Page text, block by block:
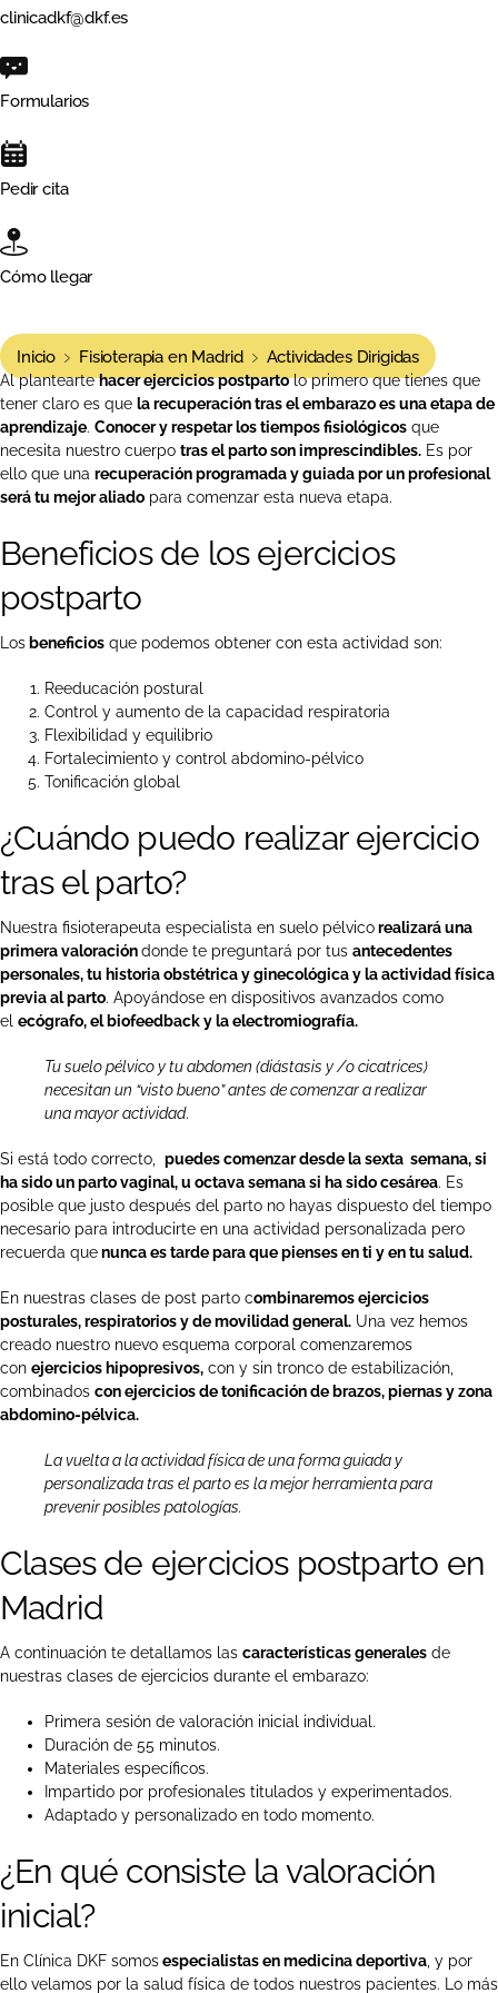
clinicadkf@dkf.es
Formularios
Pedir cita
Cómo llegar
Inicio Fisioterapia en Madrid Actividades Dirigidas
Al planteartehacer ejercicios postpartolo primero que tienes que
tener claro es que la recuperación tras el embarazo es una etapa de
aprendizaje. Conocer y respetar los tiempos fisiológicos que
necesita nuestro cuerpo tras el parto son imprescindibles. Es por
ello que una recuperación programada y guiada por un profesional
será tu mejor aliado para comenzar esta nueva etapa.
Beneficios de los ejercicios
postparto
Los beneficios que podemos obtener con esta actividad son:
Reeducación postural
Control y aumento de la capacidad respiratoria
Flexibilidad y equilibrio
Fortalecimiento y control abdomino-pélvico
Tonificación global
¿Cuándo puedo realizar ejercicio
tras el parto?
Nuestra fisioterapeuta especialista en suelo pélvicorealizará una
primera valoracióndonde te preguntará por tus antecedentes
personales, tu historia obstétrica y ginecológica y la actividad física
previa al parto. Apoyándose en dispositivos avanzados como
el ecógrafo, el biofeedback y la electromiografía.
Tu suelo pélvico y tu abdomen (diástasis y /o cicatrices)
necesitan un “visto bueno” antes de comenzar a realizar
una mayor actividad.
Si está todo correcto, puedes comenzar desde la sexta semana, si
ha sido un parto vaginal, u octava semana si ha sido cesárea. Es
posible que justo después del parto no hayas dispuesto del tiempo
necesario para introducirte en una actividad personalizada pero
recuerda quenunca es tarde para que pienses en ti y en tu salud.
En nuestras clases de post parto combinaremos ejercicios
posturales, respiratorios y de movilidad general. Una vez hemos
creado nuestro nuevo esquema corporal comenzaremos
con ejercicios hipopresivos, con y sin tronco de estabilización,
combinados con ejercicios de tonificación de brazos, piernas y zona
abdomino-pélvica.
La vuelta a la actividad física de una forma guiada y
personalizada tras el parto es la mejor herramienta para
prevenir posibles patologías.
Clases de ejercicios postparto en
Madrid
A continuación te detallamos las características generales de
nuestras clases de ejercicios durante el embarazo:
Primera sesión de valoración inicial individual.
Duración de 55 minutos.
Materiales específicos.
Impartido por profesionales titulados y experimentados.
Adaptado y personalizado en todo momento.
¿En qué consiste la valoración
inicial?
En Clínica DKF somosespecialistas en medicina deportiva , y por
ello velamos por la salud física de todos nuestros pacientes. Lo más